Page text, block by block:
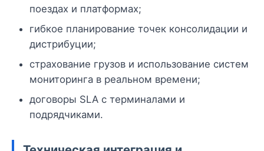
поездах и платформах;
гибкое планирование точек консолидации и
дистрибуции;
страхование грузов и использование систем
мониторинга в реальном времени;
договоры SLA с терминалами и
подрядчиками.